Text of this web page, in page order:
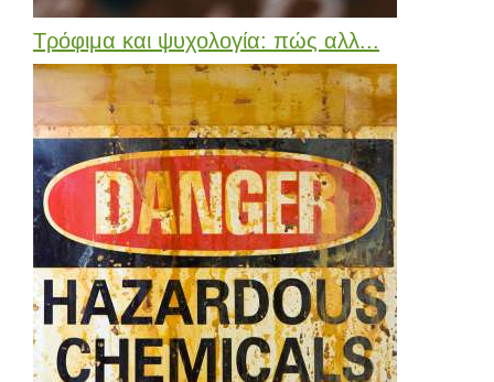
Τρόφιμα και ψυχολογία: πώς αλλ...